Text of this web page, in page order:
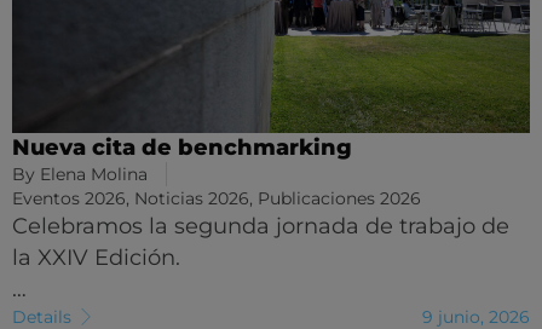
Nueva cita de benchmarking
By Elena Molina
Eventos 2026, Noticias 2026, Publicaciones 2026
Celebramos la segunda jornada de trabajo de
la XXIV Edición.
…
Details 9 junio, 2026